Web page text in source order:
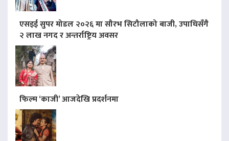
एसइई सुपर मोडल २०२६ मा सौरभ सिटौलाको बाजी, उपाधिसँगै
२ लाख नगद र अन्तर्राष्ट्रिय अवसर
फिल्म ‘काजी’ आजदेखि प्रदर्शनमा